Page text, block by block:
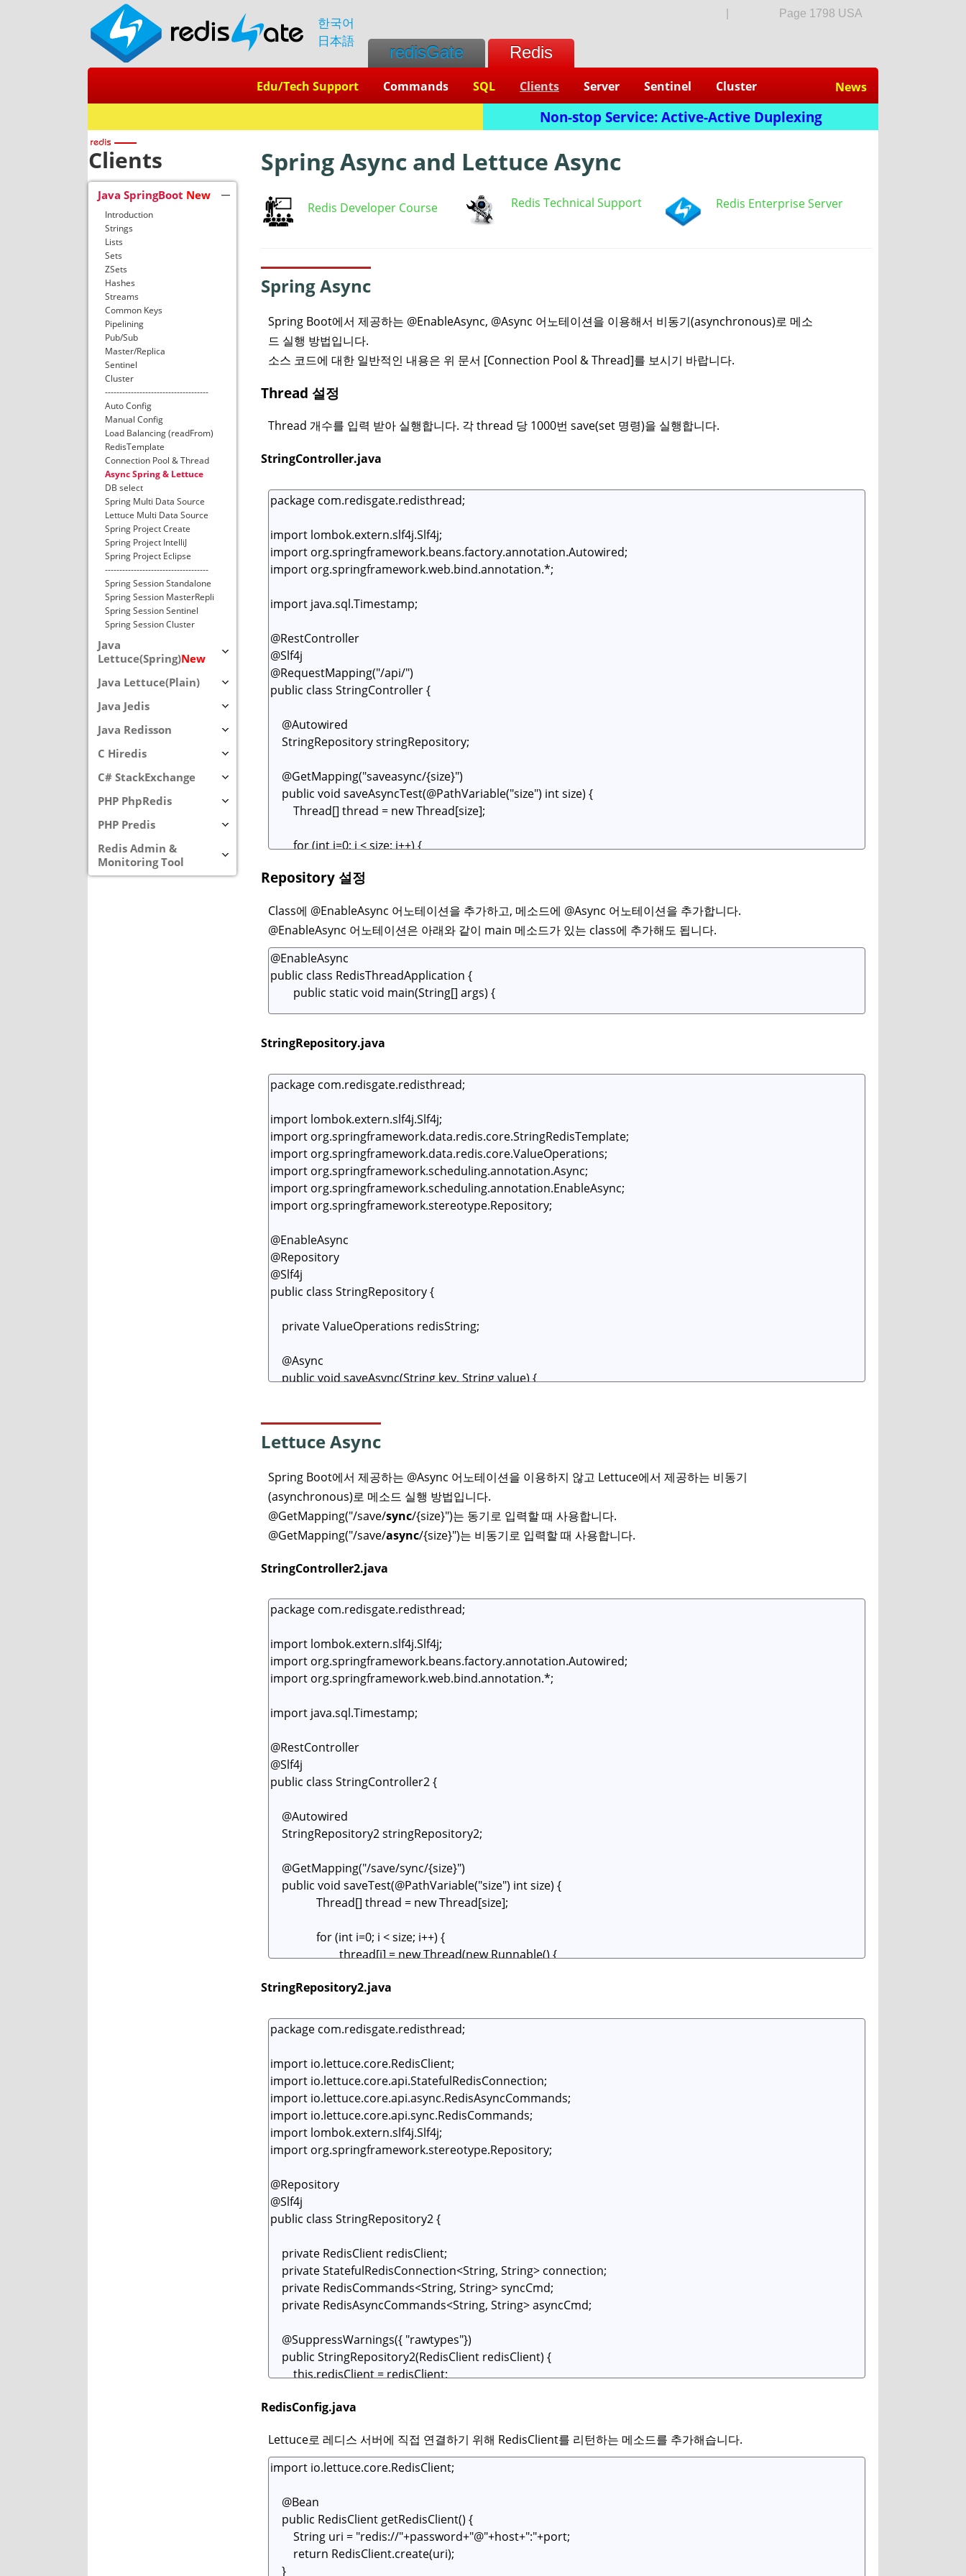
한국어
日本語
Page 1798 USA
redisGate Redis
Edu/Tech Support Commands SQL Clients Server Sentinel Cluster News
Non-stop Service: Active-Active Duplexing
Clients
Java SpringBoot New
Introduction
Strings
Lists
Sets
ZSets
Hashes
Streams
Common Keys
Pipelining
Pub/Sub
Master/Replica
Sentinel
Cluster
------------------------------------
Auto Config
Manual Config
Load Balancing (readFrom)
RedisTemplate
Connection Pool & Thread
Async Spring & Lettuce
DB select
Spring Multi Data Source
Lettuce Multi Data Source
Spring Project Create
Spring Project IntelliJ
Spring Project Eclipse
------------------------------------
Spring Session Standalone
Spring Session MasterRepli
Spring Session Sentinel
Spring Session Cluster
Java
Lettuce(Spring)New
Java Lettuce(Plain)
Java Jedis
Java Redisson
C Hiredis
C# StackExchange
PHP PhpRedis
PHP Predis
Redis Admin &
Monitoring Tool
Spring Async and Lettuce Async
Redis Developer Course Redis Technical Support Redis Enterprise Server
Spring Async
Spring Boot에서 제공하는 @EnableAsync, @Async 어노테이션을 이용해서 비동기(asynchronous)로 메소
드 실행 방법입니다.
소스 코드에 대한 일반적인 내용은 위 문서 [Connection Pool & Thread]를 보시기 바랍니다.
Thread 설정
Thread 개수를 입력 받아 실행합니다. 각 thread 당 1000번 save(set 명령)을 실행합니다.
StringController.java
Repository 설정
Class에 @EnableAsync 어노테이션을 추가하고, 메소드에 @Async 어노테이션을 추가합니다.
@EnableAsync 어노테이션은 아래와 같이 main 메소드가 있는 class에 추가해도 됩니다.
StringRepository.java
Lettuce Async
Spring Boot에서 제공하는 @Async 어노테이션을 이용하지 않고 Lettuce에서 제공하는 비동기
(asynchronous)로 메소드 실행 방법입니다.
@GetMapping("/save/sync/{size}")는 동기로 입력할 때 사용합니다.
@GetMapping("/save/async/{size}")는 비동기로 입력할 때 사용합니다.
StringController2.java
StringRepository2.java
RedisConfig.java
Lettuce로 레디스 서버에 직접 연결하기 위해 RedisClient를 리턴하는 메소드를 추가해습니다.